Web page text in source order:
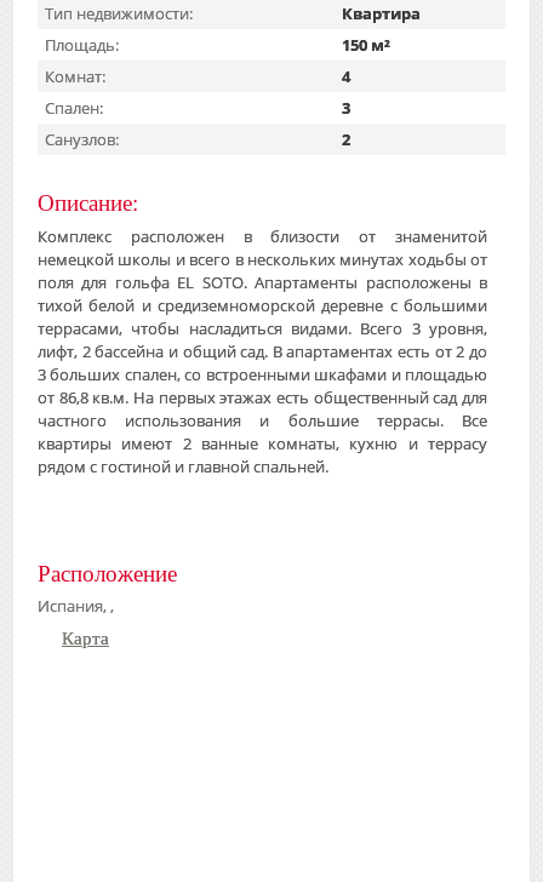
Тип недвижимости:
Квартира
Площадь:
150 м²
Комнат:
4
Спален:
3
Санузлов:
2
Описание:
Комплекс расположен в близости от знаменитой
немецкой школы и всего в нескольких минутах ходьбы от
поля для гольфа EL SOTO. Апартаменты расположены в
тихой белой и средиземноморской деревне с большими
террасами, чтобы насладиться видами. Всего 3 уровня,
лифт, 2 бассейна и общий сад. В апартаментах есть от 2 до
3 больших спален, со встроенными шкафами и площадью
от 86,8 кв.м. На первых этажах есть общественный сад для
частного использования и большие террасы. Все
квартиры имеют 2 ванные комнаты, кухню и террасу
рядом с гостиной и главной спальней.
Расположение
Испания, ,
Карта